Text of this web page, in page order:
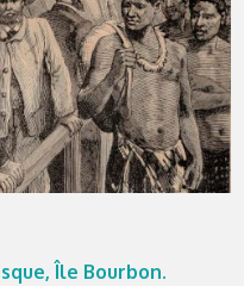
Île Bourbon.